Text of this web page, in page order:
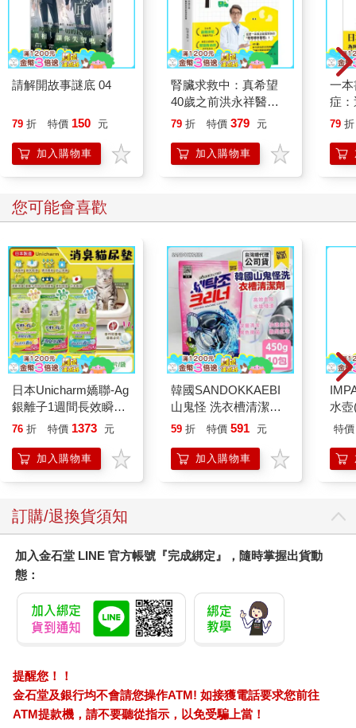
請解開故事謎底 04
79 折 特價 150 元
加入購物車
腎臟求救中：真希望
40歲之前洪永祥醫師
就告訴我這些事
79 折 特價 379 元
加入購物車
一
症
開
的
79 折
您可能會喜歡
日本Unicharm嬌聯-Ag
銀離子1週間長效瞬吸
乾爽寵物消臭大師貓尿
防滲漏貓尿布/可觀察
尿色貓潔墊補充包/本
76 折 特價 1373 元
加入購物車
韓國SANDOKKAEBI
山鬼怪 洗衣槽清潔劑
450公克-10包組
59 折 特價 591 元
加入購物車
水
特價
訂購/退換貨須知
加入金石堂 LINE 官方帳號『完成綁定』，隨時掌握出貨動
態：
提醒您！！
金石堂及銀行均不會請您操作ATM! 如接獲電話要求您前往
ATM提款機，請不要聽從指示，以免受騙上當！